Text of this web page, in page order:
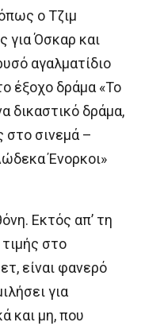
ο Τζιμ
για Όσκαρ και
αγαλματίδιο
έξοχο δράμα «Το
δικαστικό δράμα,
στο σινεμά –
Ένορκοι»
Εκτός απ’ τη
στο
είναι φανερό
για
και μη, που